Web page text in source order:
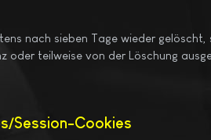
nach sieben Tage wieder
oder teilweise von der Löschung
Session-Cookies